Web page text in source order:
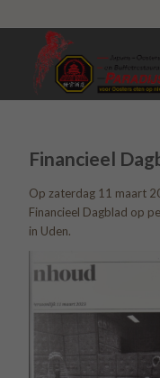
Financieel
Op zaterdag 11 maart
Financieel Dagblad op
in Uden.